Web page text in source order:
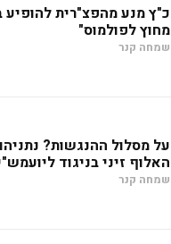
כ"ץ מנע מהפצ"רית להופיע
מחוץ לפולמוס"
שמחה קנר
על מסלול ההנגשות?
האלוף זיני בניגוד
שמחה קנר